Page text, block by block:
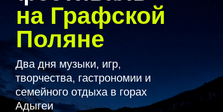
Два дня музыки, игр,
творчества, гастрономии и
семейного отдыха в горах
Адыгеи
Купить билет
Республика Адыгея, Графская Поляна